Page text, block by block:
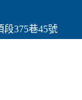
375巷45號